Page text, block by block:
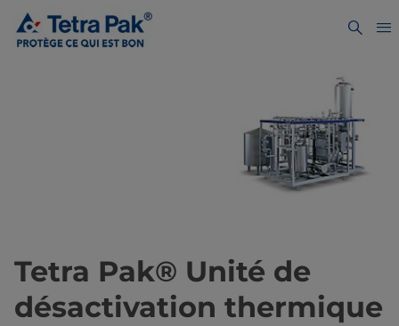
Tetra Pak® Unité de
désactivation thermique